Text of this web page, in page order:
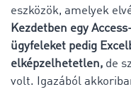
eszközök, amelyek
Kezdetben egy
ügyfeleket pedig
elképzelhetetlen, de
volt. Igazából